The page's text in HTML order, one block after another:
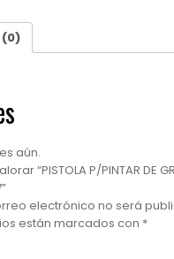
aún.
“PISTOLA P/PINTAR DE
electrónico no será
están marcados con *